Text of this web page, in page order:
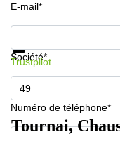
E-mail*
Société*
Numéro de téléphone*
Informations et prix
Trustpilot
Tournai,